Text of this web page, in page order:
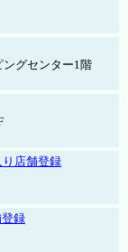
グセンター1階
り店舗登録
録